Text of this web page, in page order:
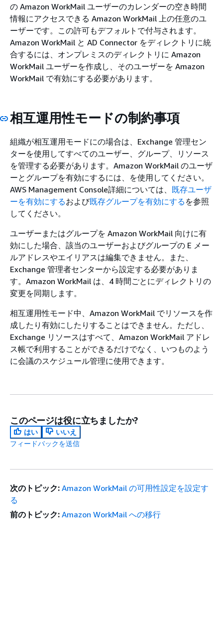
の Amazon WorkMail ユーザーのカレンダーの空き時間
情報にアクセスできる Amazon WorkMail 上の任意のユ
ーザーです。この許可もデフォルトで付与されます。
Amazon WorkMail と AD Connector をディレクトリに統
合するには、オンプレミスのディレクトリに Amazon
WorkMail ユーザーを作成し、そのユーザーを Amazon
WorkMail で有効にする必要があります。
相互運用性モードの制約事項
組織が相互運用モードにの場合は、Exchange 管理セン
ターを使用してすべてのユーザー、グループ、リソース
を管理する必要があります。Amazon WorkMail のユーザ
ーとグループを有効にするには、を使用してください。
AWS Management Console詳細については、 既存ユーザ
ーを有効にするおよび既存グループを有効にする を参照
してください。
ユーザーまたはグループを Amazon WorkMail 向けに有
効にした場合、該当のユーザーおよびグループの E メー
ルアドレスやエイリアスは編集できません。また、
Exchange 管理者センターから設定する必要がありま
す。Amazon WorkMail は、4 時間ごとにディレクトリの
変更を同期します。
相互運用性モード中、Amazon WorkMail でリソースを作
成したり有効にしたりすることはできません。ただし、
Exchange リソースはすべて、Amazon WorkMail アドレ
ス帳で利用することができるだけでなく、いつものよう
に会議のスケジュール管理に使用できます。
このページは役に立ちましたか?
はい
いいえ
フィードバックを送信
次のトピック: Amazon WorkMail の可用性設定を設定す
る
前のトピック: Amazon WorkMail への移行